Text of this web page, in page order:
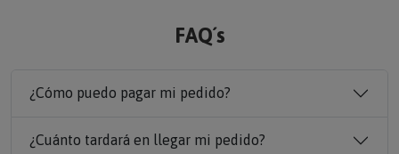
FAQ´s
¿Cómo puedo pagar mi pedido?
¿Cuánto tardará en llegar mi pedido?